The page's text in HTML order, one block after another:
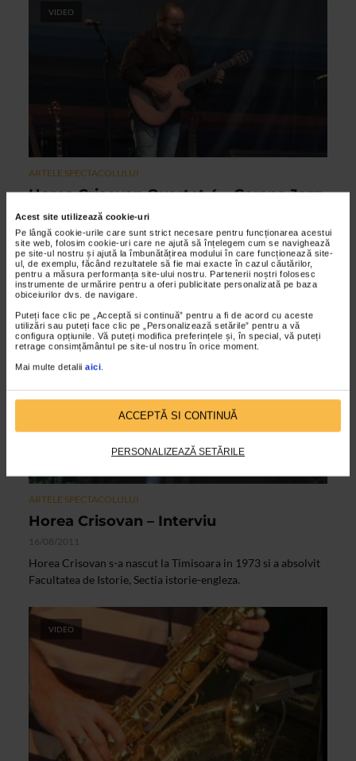
Acest site utilizează cookie-uri
Pe lângă cookie-urile care sunt strict necesare pentru funcționarea acestui
site web, folosim cookie-uri care ne ajută să înțelegem cum se navighează
pe site-ul nostru și ajută la îmbunătățirea modului în care funcționează site-
ul, de exemplu, făcând rezultatele să fie mai exacte în cazul căutărilor,
pentru a măsura performanța site-ului nostru. Partenerii noștri folosesc
instrumente de urmărire pentru a oferi publicitate personalizată pe baza
obiceiurilor dvs. de navigare.
Puteți face clic pe „Acceptă si continuă” pentru a fi de acord cu aceste
utilizări sau puteți face clic pe „Personalizează setările” pentru a vă
configura opțiunile. Vă puteți modifica preferințele și, în special, vă puteți
retrage consimțământul pe site-ul nostru în orice moment.
Mai multe detalii aici.
ACCEPTĂ SI CONTINUĂ
PERSONALIZEAZĂ SETĂRILE
VIDEO
ARTELE SPECTACOLULUI
Horea Crisovan Quartet 4 – Garana Jazz
Festival 2011
27/09/2011
Horea Crisovan Quartet aduce pe langa bine-cunoscutul
chitarist ce da nume formatiei alti trei instrumentisti foarte
buni: Mario Florescu, Victor Miclaus si Teo Milea.
VIDEO
ARTELE SPECTACOLULUI
Horea Crisovan – Interviu
16/08/2011
Horea Crisovan s-a nascut la Timisoara in 1973 si a absolvit
Facultatea de Istorie, Sectia istorie-engleza.
VIDEO